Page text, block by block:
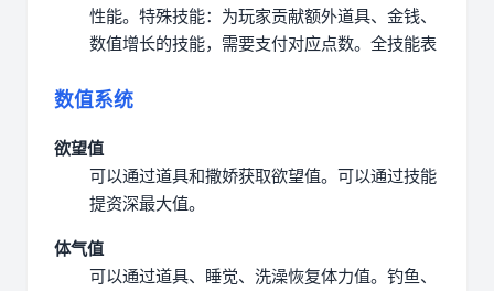
性能。 特殊技能：为玩家贡献额外道具、金钱、
数值增长的技能，需要支付对应点数。 全技能表
数值系统
欲望值
可以通过道具和撒娇获取欲望值。 可以通过技能
提资深最大值。
体气值
可以通过道具、睡觉、洗澡恢复体力值。 钓鱼、